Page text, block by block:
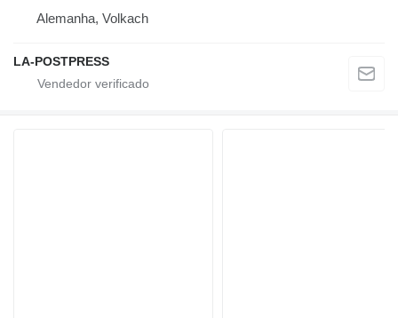
Alemanha, Volkach
LA-POSTPRESS